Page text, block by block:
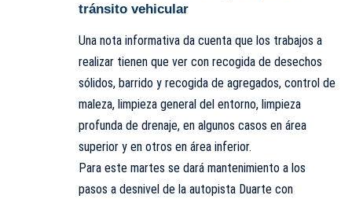
tránsito vehicular
Una nota informativa da cuenta que los trabajos a
realizar tienen que ver con recogida de desechos
sólidos, barrido y recogida de agregados, control de
maleza, limpieza general del entorno, limpieza
profunda de drenaje, en algunos casos en área
superior y en otros en área inferior.
Para este martes se dará mantenimiento a los
pasos a desnivel de la autopista Duarte con